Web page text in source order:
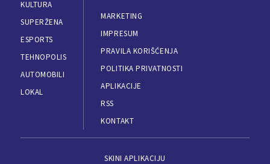
KULTURA
SUPERŽENA
ESPORTS
TEHNOPOLIS
AUTOMOBILI
LOKAL
MARKETING
IMPRESUM
PRAVILA KORIŠĆENJA
POLITIKA PRIVATNOSTI
APLIKACIJE
RSS
KONTAKT
SKINI APLIKACIJU